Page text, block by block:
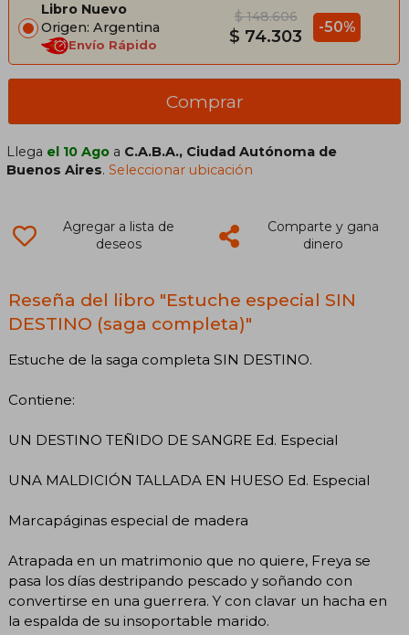
Libro Nuevo
Origen: Argentina
Envío Rápido
$ 148.606
$ 74.303 -50%
Comprar
Llega el 10 Ago a C.A.B.A., Ciudad Autónoma de
Buenos Aires.Seleccionar ubicación
Agregar a lista de
deseos
Comparte y gana
dinero
Reseña del libro "Estuche especial SIN
DESTINO (saga completa)"
Estuche de la saga completa SIN DESTINO.
Contiene:
UN DESTINO TEÑIDO DE SANGRE Ed. Especial
UNA MALDICIÓN TALLADA EN HUESO Ed. Especial
Marcapáginas especial de madera
Atrapada en un matrimonio que no quiere, Freya se
pasa los días destripando pescado y soñando con
convertirse en una guerrera. Y con clavar un hacha en
la espalda de su insoportable marido.